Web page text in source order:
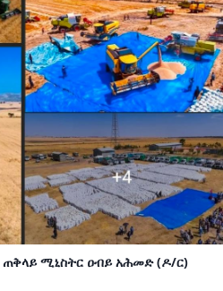
ሚኒስትር ዐብይ አሕመድ (ዶ/ር)